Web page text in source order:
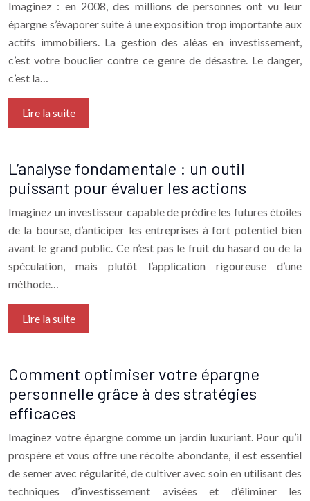
Imaginez : en 2008, des millions de personnes ont vu leur
épargne s’évaporer suite à une exposition trop importante aux
actifs immobiliers. La gestion des aléas en investissement,
c’est votre bouclier contre ce genre de désastre. Le danger,
c’est la…
Lire la suite
L’analyse fondamentale : un outil
puissant pour évaluer les actions
Imaginez un investisseur capable de prédire les futures étoiles
de la bourse, d’anticiper les entreprises à fort potentiel bien
avant le grand public. Ce n’est pas le fruit du hasard ou de la
spéculation, mais plutôt l’application rigoureuse d’une
méthode…
Lire la suite
Comment optimiser votre épargne
personnelle grâce à des stratégies
efficaces
Imaginez votre épargne comme un jardin luxuriant. Pour qu’il
prospère et vous offre une récolte abondante, il est essentiel
de semer avec régularité, de cultiver avec soin en utilisant des
techniques d’investissement avisées et d’éliminer les